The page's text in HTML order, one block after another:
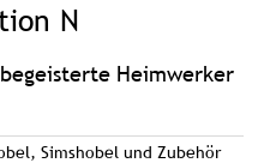
N
Heimwerker
Simshobel und Zubehör